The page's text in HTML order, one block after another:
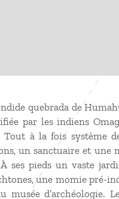
quebrada de
par les indiens
à la fois système
un sanctuaire et une
ses pieds un vaste
une momie pré-
musée